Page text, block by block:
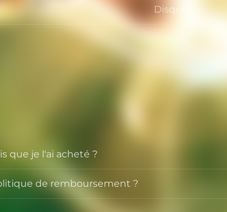
Disque
que je l'ai acheté ?
de remboursement ?